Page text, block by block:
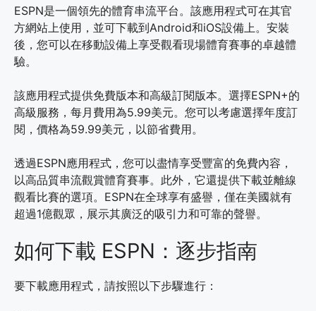
ESPN是一個領先的體育串流平台。該應用程式可在其官
方網站上使用，並可下載到Android和iOS設備上。安裝
後，您可以在移動設備上享受觀看現場體育賽事的卓越體
驗。
該應用程式提供免費版本和高級訂閱版本。選擇ESPN+的
高級服務，每月費用為5.99美元。您可以考慮選擇年度訂
閱，價格為59.99美元，以節省費用。
透過ESPN應用程式，您可以盡情享受豐富的免費內容，
以高品質串流觀賞體育賽事。此外，它還提供下載並離線
觀看比賽的選項。ESPN在全球享有盛譽，僅在美國就有
超過1億觀眾，展示其廣泛的吸引力和可靠的聲譽。
如何下載 ESPN：逐步指南
要下載應用程式，請按照以下步驟進行：